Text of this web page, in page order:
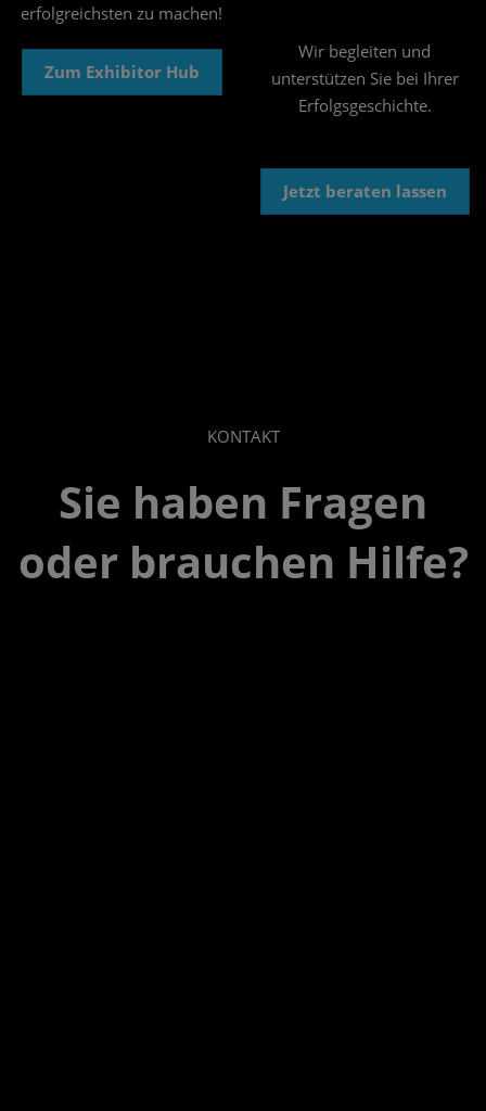
erfolgreichsten zu machen!
Zum Exhibitor Hub
Wir begleiten und
unterstützen Sie bei Ihrer
Erfolgsgeschichte.
Jetzt beraten lassen
KONTAKT
Sie haben Fragen
oder brauchen Hilfe?